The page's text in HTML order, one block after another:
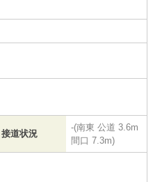
接道状況
-(南東 公道 3.6m
間口 7.3m)